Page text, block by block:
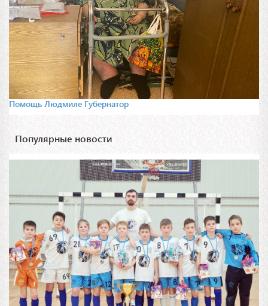
Помощь Людмиле Губернатор
Популярные новости